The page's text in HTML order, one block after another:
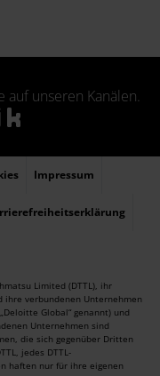
auf unseren Kanälen.
Impressum
Limited (DTTL), ihr
verbundenen Unternehmen
Global“ genannt) und
Unternehmen sind
die sich gegenüber Dritten
jedes DTTL-
haften nur für ihre eigenen